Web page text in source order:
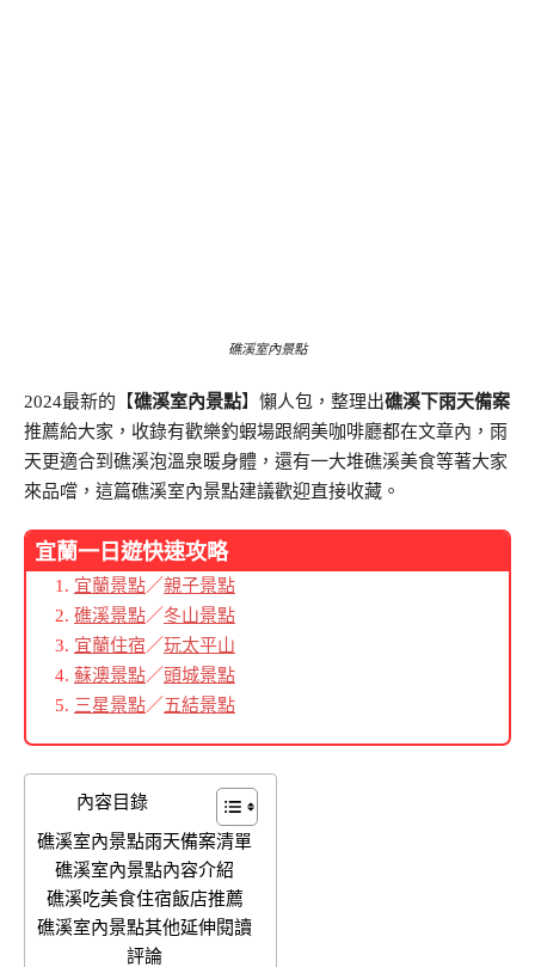
礁溪室內景點
2024最新的【礁溪室內景點】懶人包，整理出礁溪下雨天備案
推薦給大家，收錄有歡樂釣蝦場跟網美咖啡廳都在文章內，雨
天更適合到礁溪泡溫泉暖身體，還有一大堆礁溪美食等著大家
來品嚐，這篇礁溪室內景點建議歡迎直接收藏。
宜蘭一日遊快速攻略
宜蘭景點／親子景點
礁溪景點／冬山景點
宜蘭住宿／玩太平山
蘇澳景點／頭城景點
三星景點／五結景點
內容目錄
礁溪室內景點雨天備案清單
礁溪室內景點內容介紹
礁溪吃美食住宿飯店推薦
礁溪室內景點其他延伸閱讀
評論